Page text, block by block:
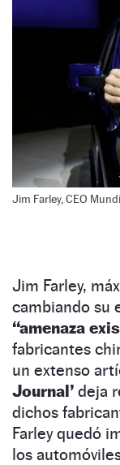
Jim Farley, CEO
Jim Farley,
cambiando su
“amenaza
fabricantes
un extenso
Journal’ deja
dichos
Farley quedó
los